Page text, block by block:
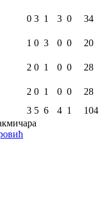
0 3 1 3 0 34
1 0 3 0 0 20
2 0 1 0 0 28
2 0 1 0 0 28
3 5 6 4 1 104